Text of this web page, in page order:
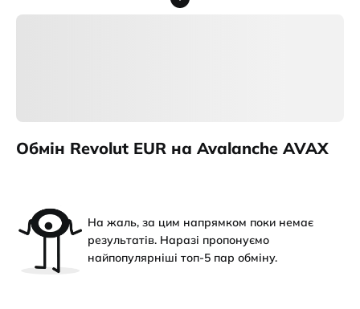
Обмін Revolut EUR на Avalanche AVAX
На жаль, за цим напрямком поки немає
результатів. Наразі пропонуємо
найпопулярніші топ-5 пар обміну.